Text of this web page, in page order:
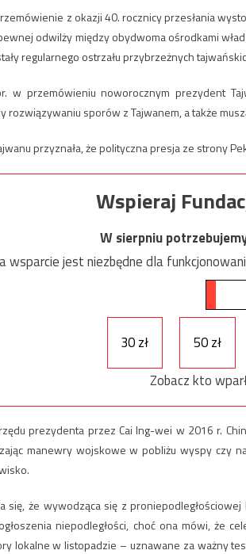
z okazji 40. rocznicy przesłania
odwilży między obydwoma ośrodkami
regularnego ostrzału przybrzeżnych
w przemówieniu noworocznym prezydent
rozwiązywaniu sporów z Tajwanem, a także
przyznała, że polityczna presja ze strony
Wspieraj
W sierpniu
wsparcie jest niezbędne dla
30 zł 50 zł
Zobacz kto
prezydenta przez Cai Ing-wei w 2016 r.
manewry wojskowe w pobliżu wyspy czy
się, że wywodząca się z
niepodległości, choć ona mówi, że
lokalne w listopadzie – uznawane za ważny